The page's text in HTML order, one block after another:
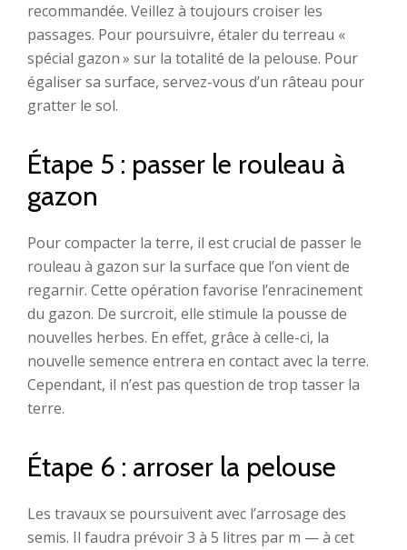
recommandée. Veillez à toujours croiser les
passages. Pour poursuivre, étaler du terreau «
spécial gazon » sur la totalité de la pelouse. Pour
égaliser sa surface, servez-vous d’un râteau pour
gratter le sol.
Étape 5 : passer le rouleau à
gazon
Pour compacter la terre, il est crucial de passer le
rouleau à gazon sur la surface que l’on vient de
regarnir. Cette opération favorise l’enracinement
du gazon. De surcroit, elle stimule la pousse de
nouvelles herbes. En effet, grâce à celle-ci, la
nouvelle semence entrera en contact avec la terre.
Cependant, il n’est pas question de trop tasser la
terre.
Étape 6 : arroser la pelouse
Les travaux se poursuivent avec l’arrosage des
semis. Il faudra prévoir 3 à 5 litres par m — à cet